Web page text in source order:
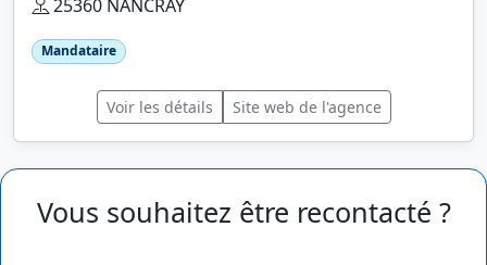
25360 NANCRAY
Mandataire
Voir les détails Site web de l'agence
Vous souhaitez être recontacté ?